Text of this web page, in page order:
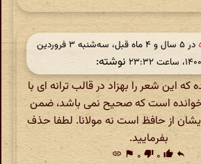
در ‫۵ سال و ۴ ماه قبل، سه‌شنبه ۳ فروردین
۱۴۰۰، ساعت ۲۳:۳۲
نوشته:
که این شعر را بهزاد در قالب ترانه ای با
خوانده است که صحیح نمی باشد، ضمن
ایشان از حافظ است نه مولانا. لطفا حذف
بفرمایید.
reply
thumb_up ۰ thumb_down ۰ flag
link